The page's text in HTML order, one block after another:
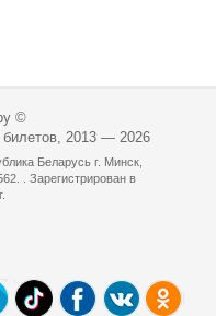
©
2013 — 2026
Беларусь г. Минск,
. Зарегистрирован в